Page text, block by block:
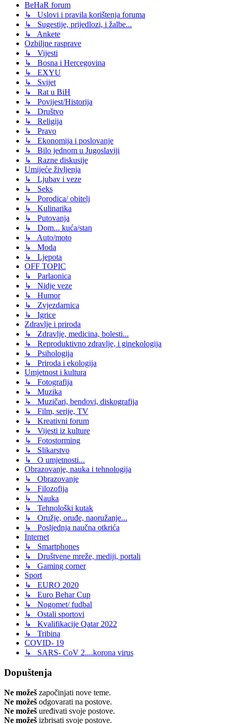
BeHaR forum
↳ Uslovi i pravila korištenja foruma
↳ Sugestije, prijedlozi, i žalbe...
↳ Ankete
Ozbiljne rasprave
↳ Vijesti
↳ Bosna i Hercegovina
↳ EXYU
↳ Svijet
↳ Rat u BiH
↳ Povijest/Historija
↳ Društvo
↳ Religija
↳ Pravo
↳ Ekonomija i poslovanje
↳ Bilo jednom u Jugoslaviji
↳ Razne diskusije
Umijeće življenja
↳ Ljubav i veze
↳ Seks
↳ Porodica/ obitelj
↳ Kulinarika
↳ Putovanja
↳ Dom... kuća/stan
↳ Auto/moto
↳ Moda
↳ Ljepota
OFF TOPIC
↳ Parlaonica
↳ Nidje veze
↳ Humor
↳ Zvjezdarnica
↳ Igrice
Zdravlje i priroda
↳ Zdravlje, medicina, bolesti...
↳ Reproduktivno zdravlje, i ginekologija
↳ Psihologija
↳ Priroda i ekologija
Umjetnost i kultura
↳ Fotografija
↳ Muzika
↳ Muzičari, bendovi, diskografija
↳ Film, serije, TV
↳ Kreativni forum
↳ Vijesti iz kulture
↳ Fotostorming
↳ Slikarstvo
↳ O umjetnosti...
Obrazovanje, nauka i tehnologija
↳ Obrazovanje
↳ Filozofija
↳ Nauka
↳ Tehnološki kutak
↳ Oružje, oruđe, naoružanje...
↳ Posljednja naučna otkrića
Internet
↳ Smartphones
↳ Društvene mreže, mediji, portali
↳ Gaming corner
Sport
↳ EURO 2020
↳ Euro Behar Cup
↳ Nogomet/ fudbal
↳ Ostali sportovi
↳ Kvalifikacije Qatar 2022
↳ Tribina
COVID- 19
↳ SARS- CoV 2....korona virus
Dopuštenja
Ne možeš započinjati nove teme.
Ne možeš odgovarati na postove.
Ne možeš uređivati svoje postove.
Ne možeš izbrisati svoje postove.